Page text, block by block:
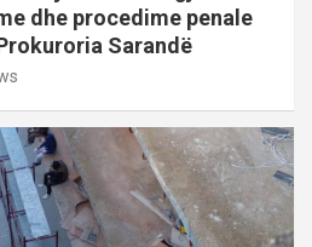
dhe procedime penale
Sarandë